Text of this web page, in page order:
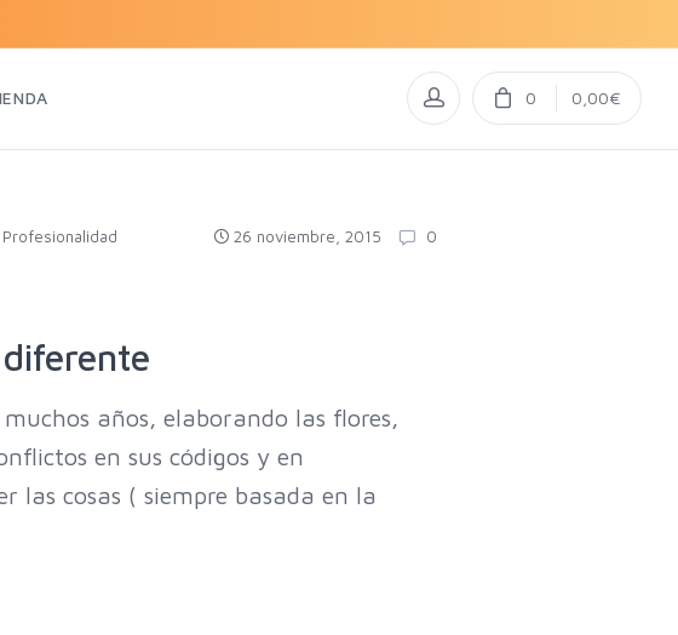
0 0,00€
Profesionalidad 26 noviembre, 2015 0
años, elaborando las flores,
en sus códigos y en
cosas ( siempre basada en la